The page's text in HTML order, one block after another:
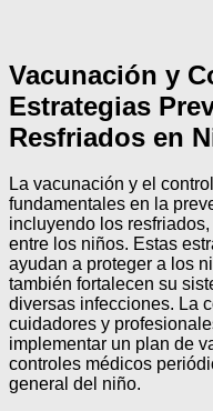
Vacunación y
Estrategias
Resfriados en
La vacunación y el
fundamentales en la
incluyendo los
entre los niños. Estas
ayudan a proteger a los
también fortalecen su
diversas infecciones. La
cuidadores y
implementar un plan de
controles médicos
general del niño.